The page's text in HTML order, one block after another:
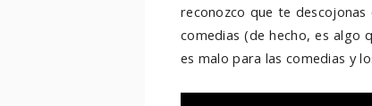
reconozco que te
comedias (de hecho, es algo
es malo para las comedias y